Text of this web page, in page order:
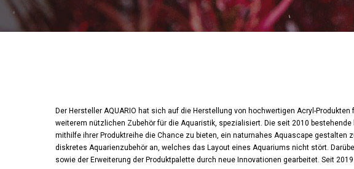
Der Hersteller AQUARIO hat sich auf die Herstellung von hochwertigen Acryl-
weiterem nützlichen Zubehör für die Aquaristik, spezialisiert. Die seit 2010
mithilfe ihrer Produktreihe die Chance zu bieten, ein naturnahes Aquascape gestalten
diskretes Aquarienzubehör an, welches das Layout eines Aquariums nicht stört.
sowie der Erweiterung der Produktpalette durch neue Innovationen gearbeitet. Seit